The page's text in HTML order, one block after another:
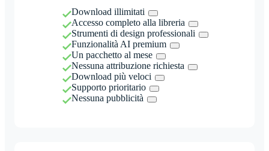
Download illimitati
Accesso completo alla libreria
Strumenti di design professionali
Funzionalità AI premium
Un pacchetto al mese
Nessuna attribuzione richiesta
Download più veloci
Supporto prioritario
Nessuna pubblicità